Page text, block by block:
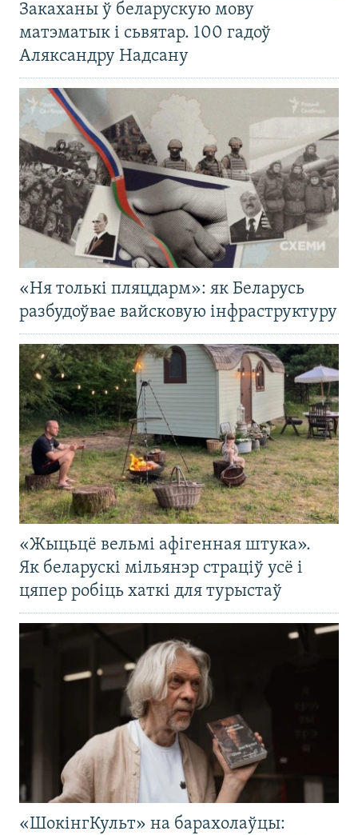
Закаханы ў беларускую мову
матэматык і сьвятар. 100 гадоў
Аляксандру Надсану
«Ня толькі пляцдарм»: як Беларусь
разбудоўвае вайсковую інфраструктуру
«Жыцьцё вельмі афігенная штука».
Як беларускі мільянэр страціў усё і
цяпер робіць хаткі для турыстаў
«ШокінгКульт» на барахолаўцы: